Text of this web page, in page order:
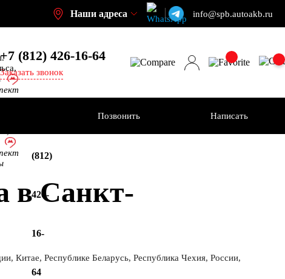
Наши адреса info@spb.autoakb.ru
+7 (812) 426-16-64
Заказать звонок
(812)
426-
16-
64
Позвонить Написать
в Санкт-
Китае, Республике Беларусь, Республика Чехия, России,